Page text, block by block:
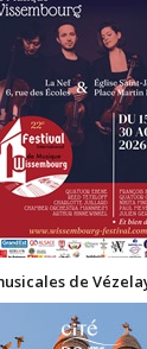
de